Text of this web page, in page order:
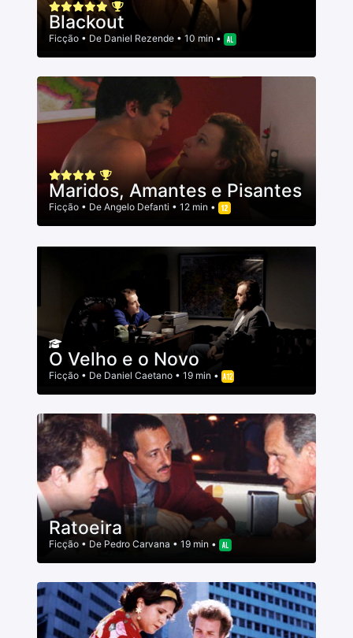
Blackout
Ficção • De Daniel Rezende • 10 min •
Maridos, Amantes e Pisantes
Ficção • De Angelo Defanti • 12 min •
O Velho e o Novo
Ficção • De Daniel Caetano • 19 min •
Ratoeira
Ficção • De Pedro Carvana • 19 min •